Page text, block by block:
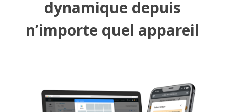
dynamique depuis
n’importe quel appareil